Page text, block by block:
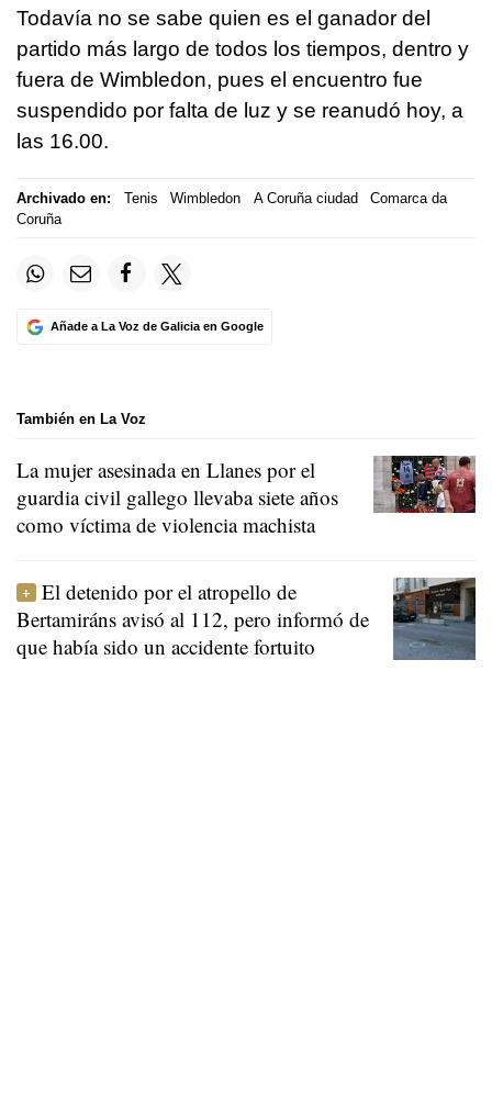
Todavía no se sabe quien es el ganador del
partido más largo de todos los tiempos, dentro y
fuera de Wimbledon, pues el encuentro fue
suspendido por falta de luz y se reanudó hoy, a
las 16.00.
Archivado en: Tenis Wimbledon A Coruña ciudad
Comarca da
Coruña
Añade a La Voz de Galicia en Google
También en La Voz
La mujer asesinada en Llanes por el
guardia civil gallego llevaba siete años
como víctima de violencia machista
El detenido por el atropello de
Bertamiráns avisó al 112, pero informó de
que había sido un accidente fortuito